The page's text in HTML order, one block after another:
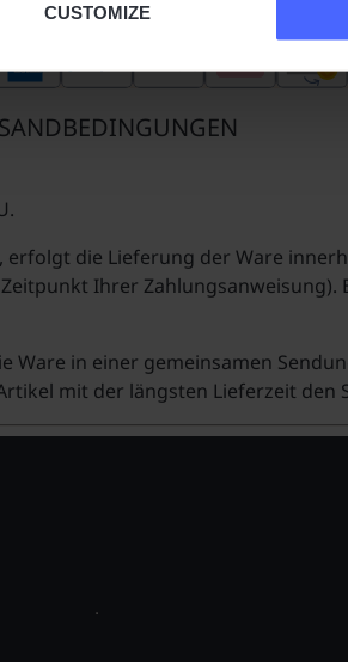
CUSTOMIZE
die Lieferung der Ware
Ihrer Zahlungsanweisung).
in einer gemeinsamen
mit der längsten Lieferzeit den